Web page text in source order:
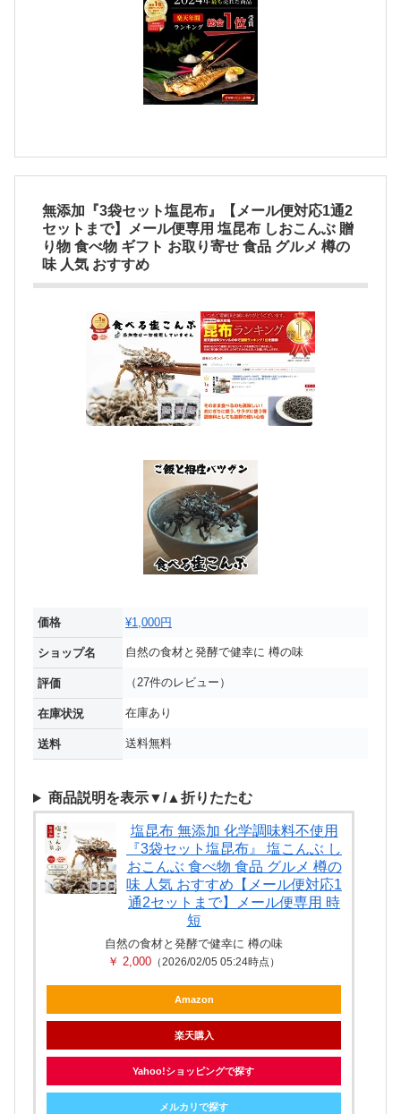
無添加『3袋セット塩昆布』【メール便対応1通2
セットまで】メール便専用 塩昆布 しおこんぶ 贈
り物 食べ物 ギフト お取り寄せ 食品 グルメ 樽の
味 人気 おすすめ
価格 ¥1,000円
ショップ名 自然の食材と発酵で健幸に 樽の味
評価 （27件のレビュー）
在庫状況 在庫あり
送料 送料無料
商品説明を表示▼/▲折りたたむ
塩昆布 無添加 化学調味料不使用
『3袋セット塩昆布』 塩こんぶ し
おこんぶ 食べ物 食品 グルメ 樽の
味 人気 おすすめ【メール便対応1
通2セットまで】メール便専用 時
短
自然の食材と発酵で健幸に 樽の味
￥ 2,000 （2026/02/05 05:24時点）
Amazon
楽天購入
Yahoo!ショッピングで探す
メルカリで探す